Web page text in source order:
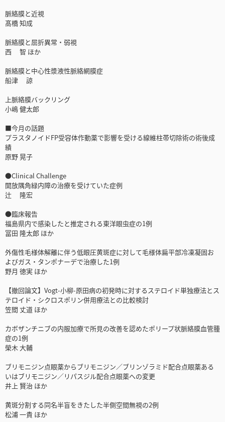
脈絡膜と近視
髙橋 知成
脈絡膜と屈折異常・弱視
西 智 ほか
脈絡膜と中心性漿液性脈絡網膜症
船津 諒
上脈絡膜バックリング
小嶋 健太郎
■今月の話題
プラスタノイドFP受容体作動薬で影響を受ける線維柱帯切除術の術後成
績
原野 晃子
●Clinical Challenge
開放隅角緑内障の治療を受けていた症例
辻 隆宏
●臨床報告
福島県内で感染したと推定される東洋眼虫症の1例
冨田 隆太郎 ほか
外傷性毛様体解離に伴う低眼圧黄斑症に対して毛様体扁平部冷凍凝固お
よびガス・タンポナーデで治療した1例
野月 徳実 ほか
【撤回論文】Vogt-小柳-原田病の初発時に対するステロイド単独療法とス
テロイド・シクロスポリン併用療法との比較検討
笠間 丈道 ほか
カボザンチニブの内服加療で所見の改善を認めたポリープ状脈絡膜血管腫
症の1例
榮木 大輔
ブリモニジン点眼薬からブリモニジン／ブリンゾラミド配合点眼薬ある
いはブリモニジン／リパスジル配合点眼薬への変更
井上 賢治 ほか
黄斑分割する同名半盲をきたした半側空間無視の2例
松浦 一貴 ほか